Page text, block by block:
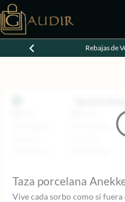
al
contenido
Rebajas de
Taza porcelana
Vive cada sorbo como si